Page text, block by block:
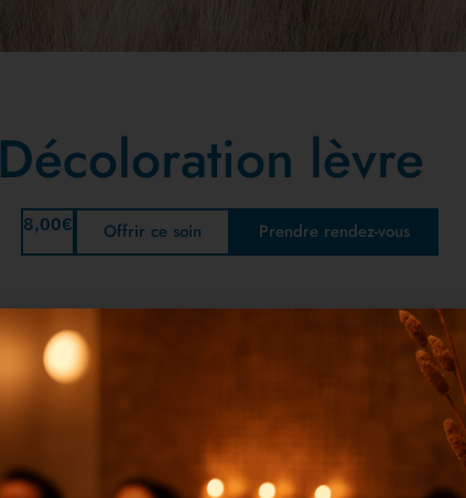
Décoloration lèvre
8,00€ Offrir ce soin Prendre rendez-vous